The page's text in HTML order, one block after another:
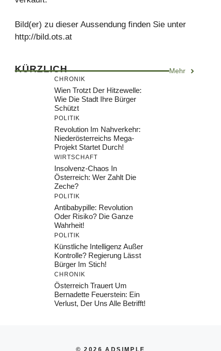
Bild(er) zu dieser Aussendung finden Sie unter
http://bild.ots.at
KÜRZLICH Mehr
CHRONIK
Wien Trotzt Der Hitzewelle:
Wie Die Stadt Ihre Bürger
Schützt
POLITIK
Revolution Im Nahverkehr:
Niederösterreichs Mega-
Projekt Startet Durch!
WIRTSCHAFT
Insolvenz-Chaos In
Österreich: Wer Zahlt Die
Zeche?
POLITIK
Antibabypille: Revolution
Oder Risiko? Die Ganze
Wahrheit!
POLITIK
Künstliche Intelligenz Außer
Kontrolle? Regierung Lässt
Bürger Im Stich!
CHRONIK
Österreich Trauert Um
Bernadette Feuerstein: Ein
Verlust, Der Uns Alle Betrifft!